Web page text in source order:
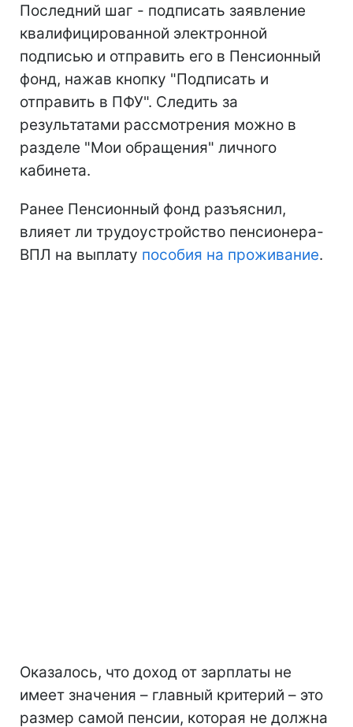
Последний шаг - подписать заявление
квалифицированной электронной
подписью и отправить его в Пенсионный
фонд, нажав кнопку "Подписать и
отправить в ПФУ". Следить за
результатами рассмотрения можно в
разделе "Мои обращения" личного
кабинета.
Ранее Пенсионный фонд разъяснил,
влияет ли трудоустройство пенсионера-
ВПЛ на выплату пособия на проживание.
Оказалось, что доход от зарплаты не
имеет значения – главный критерий – это
размер самой пенсии, которая не должна